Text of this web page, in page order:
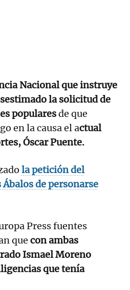
Nacional que instruye
la solicitud de
popularesde que
en la causa el actual
Óscar Puente.
la petición del
de personarse
Press fuentes
que con ambas
Ismael Moreno
que tenía